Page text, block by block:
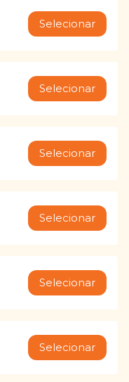
Selecionar
Selecionar
Selecionar
Selecionar
Selecionar
Selecionar